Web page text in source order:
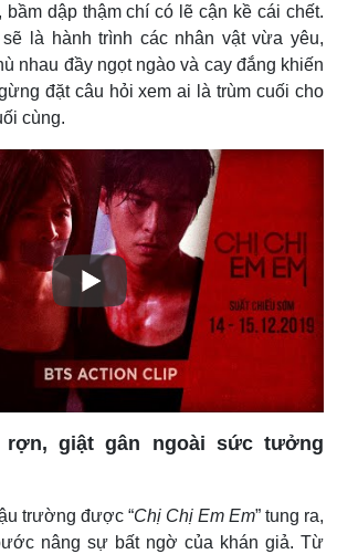
dập thậm chí có lẽ cận kề cái chết.
sẽ là hành trình các nhân vật vừa yêu,
nhau đầy ngọt ngào và cay đắng khiến
đặt câu hỏi xem ai là trùm cuối cho
cùng.
rợn, giật gân ngoài sức tưởng
trường được “Chị Chị Em Em” tung ra,
nâng sự bất ngờ của khán giả. Từ